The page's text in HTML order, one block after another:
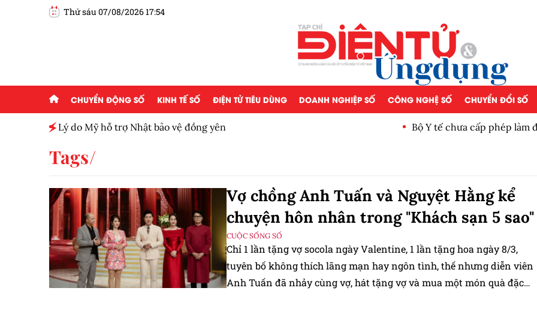
Thứ sáu 07/08/2026 17:54
CHUYỂN ĐỘNG SỐ KINH TẾ SỐ ĐIỆN TỬ TIÊU DÙNG DOANH NGHIỆP SỐ CÔNG NGHỆ SỐ CHUYỂN ĐỔI SỐ
Lý do Mỹ hỗ trợ Nhật bảo vệ đồng yên Bộ Y tế chưa cấp phép làm
Tags
Vợ chồng Anh Tuấn và Nguyệt Hằng kể
chuyện hôn nhân trong "Khách sạn 5 sao"
CUỘC SỐNG SỐ
Chỉ 1 lần tặng vợ socola ngày Valentine, 1 lần tặng hoa ngày 8/3,
tuyên bố không thích lãng mạn hay ngôn tình, thế nhưng diễn viên
Anh Tuấn đã nhảy cùng vợ, hát tặng vợ và mua một món quà đặc